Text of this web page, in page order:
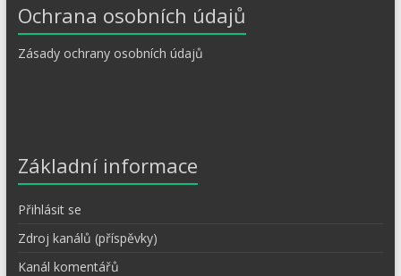
Ochrana osobních údajů
Zásady ochrany osobních údajů
Základní informace
Přihlásit se
Zdroj kanálů (příspěvky)
Kanál komentářů